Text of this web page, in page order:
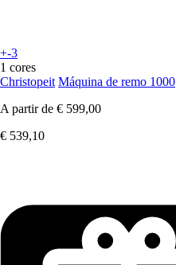
+-3
1 cores
Christopeit Máquina de remo 1000
A partir de € 599,00
€ 539,10